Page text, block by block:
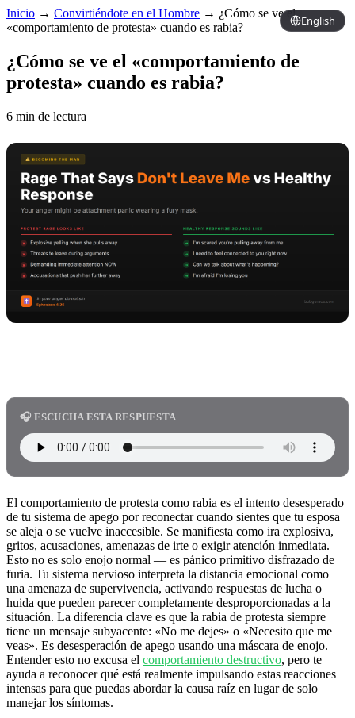
English
Inicio → Convirtiéndote en el Hombre → ¿Cómo se ve el
«comportamiento de protesta» cuando es rabia?
¿Cómo se ve el «comportamiento de
protesta» cuando es rabia?
6 min de lectura
🎧 ESCUCHA ESTA RESPUESTA
El comportamiento de protesta como rabia es el intento desesperado
de tu sistema de apego por reconectar cuando sientes que tu esposa
se aleja o se vuelve inaccesible. Se manifiesta como ira explosiva,
gritos, acusaciones, amenazas de irte o exigir atención inmediata.
Esto no es solo enojo normal — es pánico primitivo disfrazado de
furia. Tu sistema nervioso interpreta la distancia emocional como
una amenaza de supervivencia, activando respuestas de lucha o
huida que pueden parecer completamente desproporcionadas a la
situación. La diferencia clave es que la rabia de protesta siempre
tiene un mensaje subyacente: «No me dejes» o «Necesito que me
veas». Es desesperación de apego usando una máscara de enojo.
Entender esto no excusa el comportamiento destructivo, pero te
ayuda a reconocer qué está realmente impulsando estas reacciones
intensas para que puedas abordar la causa raíz en lugar de solo
manejar los síntomas.